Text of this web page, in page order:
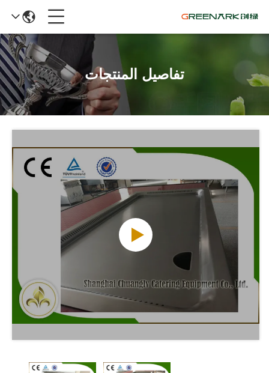
تفاصيل المنتجات